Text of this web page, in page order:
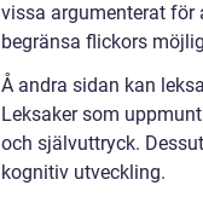
vissa argumenterat för
begränsa flickors
Å andra sidan kan
Leksaker som
och självuttryck.
kognitiv utveckling.